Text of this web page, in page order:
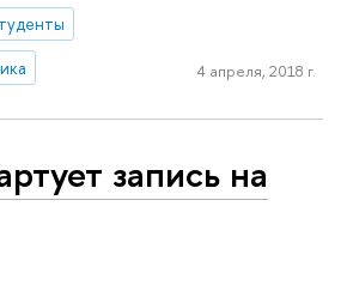
4 апреля, 2018 г.
запись на